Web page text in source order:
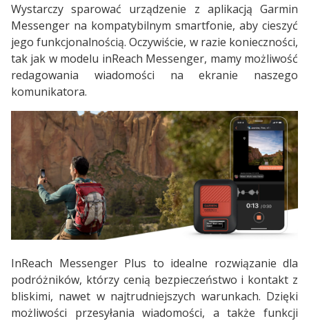
Wystarczy sparować urządzenie z aplikacją Garmin
Messenger na kompatybilnym smartfonie, aby cieszyć
jego funkcjonalnością. Oczywiście, w razie konieczności,
tak jak w modelu inReach Messenger, mamy możliwość
redagowania wiadomości na ekranie naszego
komunikatora.
InReach Messenger Plus to idealne rozwiązanie dla
podróżników, którzy cenią bezpieczeństwo i kontakt z
bliskimi, nawet w najtrudniejszych warunkach. Dzięki
możliwości przesyłania wiadomości, a także funkcji